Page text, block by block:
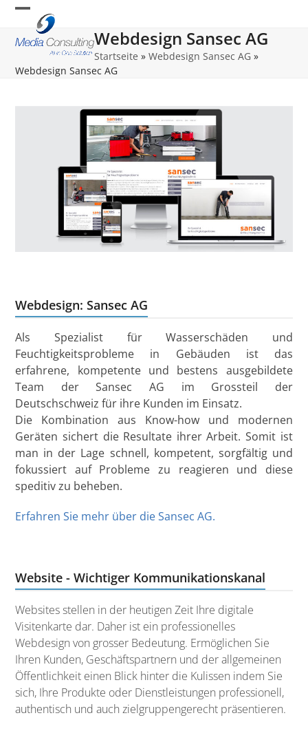
Skip
content
Open
mobile
menu
Close
mobile
menu
Webdesign Sansec AG
Startseite » Webdesign Sansec AG »
Webdesign Sansec AG
Webdesign: Sansec AG
Als Spezialist für Wasserschäden und
Feuchtigkeitsprobleme in Gebäuden ist das
erfahrene, kompetente und bestens ausgebildete
Team der Sansec AG im Grossteil der
Deutschschweiz für ihre Kunden im Einsatz.
Die Kombination aus Know-how und modernen
Geräten sichert die Resultate ihrer Arbeit. Somit ist
man in der Lage schnell, kompetent, sorgfältig und
fokussiert auf Probleme zu reagieren und diese
speditiv zu beheben.
Erfahren Sie mehr über die Sansec AG.
Website - Wichtiger Kommunikationskanal
Websites stellen in der heutigen Zeit Ihre digitale
Visitenkarte dar. Daher ist ein professionelles
Webdesign von grosser Bedeutung. Ermöglichen Sie
Ihren Kunden, Geschäftspartnern und der allgemeinen
Öffentlichkeit einen Blick hinter die Kulissen indem Sie
sich, Ihre Produkte oder Dienstleistungen professionell,
authentisch und auch zielgruppengerecht präsentieren.